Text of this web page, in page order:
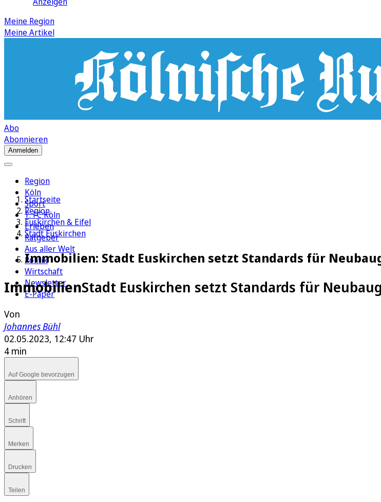
Meine Region
Meine Artikel
Abo
Abonnieren
Anmelden
Region
Köln
Sport
1. FC Köln
Erleben
Ratgeber
Aus aller Welt
Politik
Wirtschaft
Newsletter
E-Paper
Startseite
Region
Euskirchen & Eifel
Stadt Euskirchen
Immobilien: Stadt Euskirchen setzt Standards für
ImmobilienStadt Euskirchen setzt Standards für
Von
Johannes Bühl
02.05.2023, 12:47 Uhr
4 min
Auf Google bevorzugen
Anhören
Schrift
Merken
Drucken
Teilen